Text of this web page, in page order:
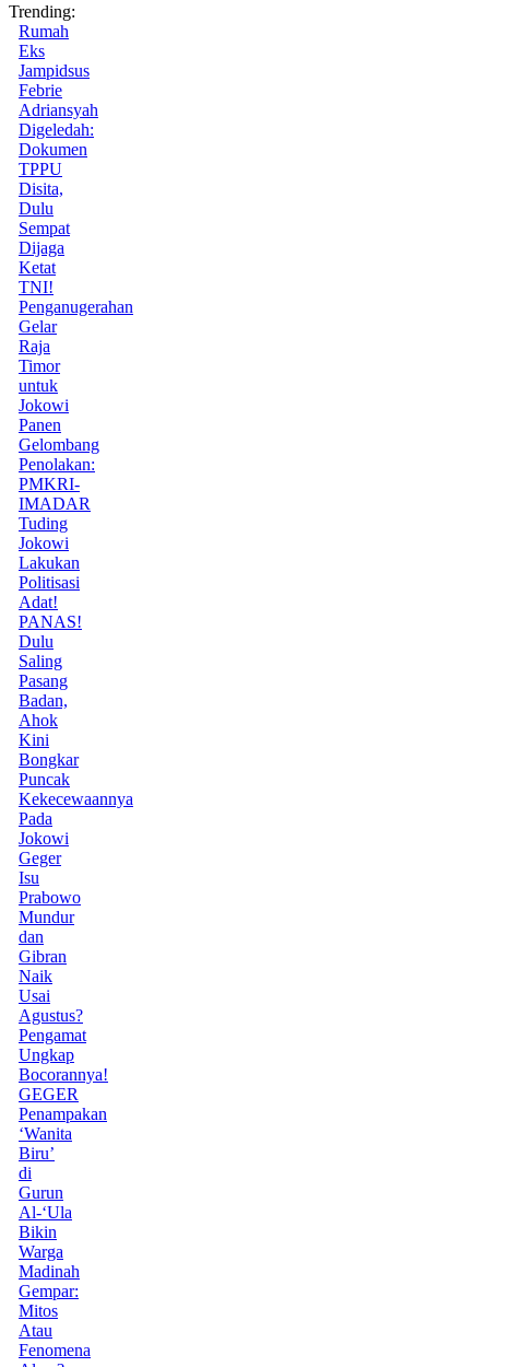
Trending:
Rumah
Eks
Jampidsus
Febrie
Adriansyah
Digeledah:
Dokumen
TPPU
Disita,
Dulu
Sempat
Dijaga
Ketat
TNI!
Penganugerahan
Gelar
Raja
Timor
untuk
Jokowi
Panen
Gelombang
Penolakan:
PMKRI-
IMADAR
Tuding
Jokowi
Lakukan
Politisasi
Adat!
PANAS!
Dulu
Saling
Pasang
Badan,
Ahok
Kini
Bongkar
Puncak
Kekecewaannya
Pada
Jokowi
Geger
Isu
Prabowo
Mundur
dan
Gibran
Naik
Usai
Agustus?
Pengamat
Ungkap
Bocorannya!
GEGER
Penampakan
‘Wanita
Biru’
di
Gurun
Al-‘Ula
Bikin
Warga
Madinah
Gempar:
Mitos
Atau
Fenomena